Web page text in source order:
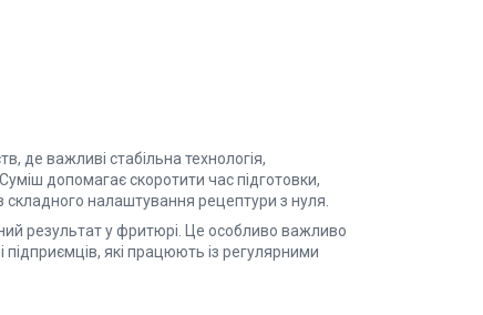
де важливі стабільна технологія,
допомагає скоротити час підготовки,
налаштування рецептури з нуля.
результат у фритюрі. Це особливо важливо
які працюють із регулярними